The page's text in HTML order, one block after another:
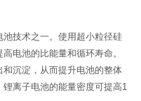
技术之一。使用超小粒径硅
电池的比能量和循环寿命。
沉淀，从而提升电池的整体
离子电池的能量密度可提高1